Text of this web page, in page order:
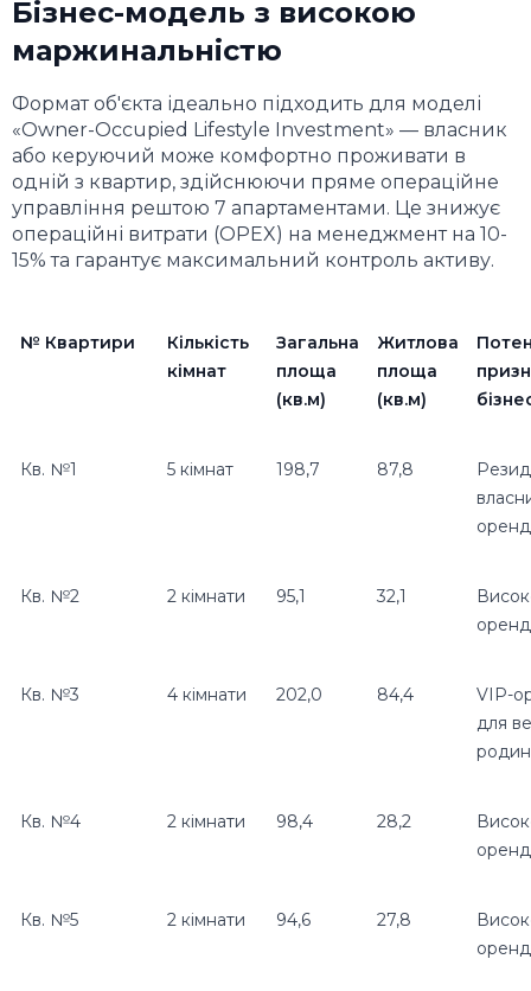
Бізнес-модель з високою
маржинальністю
Формат об'єкта ідеально підходить для моделі
«Owner-Occupied Lifestyle Investment» — власник
або керуючий може комфортно проживати в
одній з квартир, здійснюючи пряме операційне
управління рештою 7 апартаментами. Це знижує
операційні витрати (OPEX) на менеджмент на 10-
15% та гарантує максимальний контроль активу.
№ Квартири
Кількість
кімнат
Загальна
площа
(кв.м)
Житлова
площа
(кв.м)
Кв. №1 5 кімнат 198,7 87,8
Кв. №2 2 кімнати 95,1 32,1
Кв. №3 4 кімнати 202,0 84,4
VIP-
для
Кв. №4 2 кімнати 98,4 28,2
Кв. №5 2 кімнати 94,6 27,8